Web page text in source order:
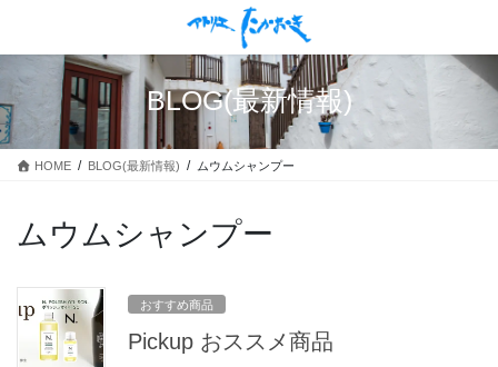
テ
ツ
に
移
ゲ
シ
ョ
ン
BLOG(最新情報)
HOME BLOG(最新情報) ムウムシャンプー
ムウムシャンプー
おすすめ商品
Pickup おススメ商品